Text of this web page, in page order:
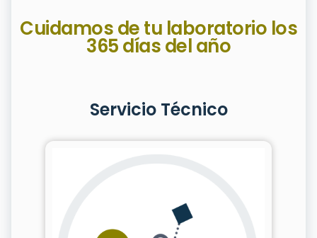
Cuidamos de tu laboratorio los
365 días del año
Servicio Técnico